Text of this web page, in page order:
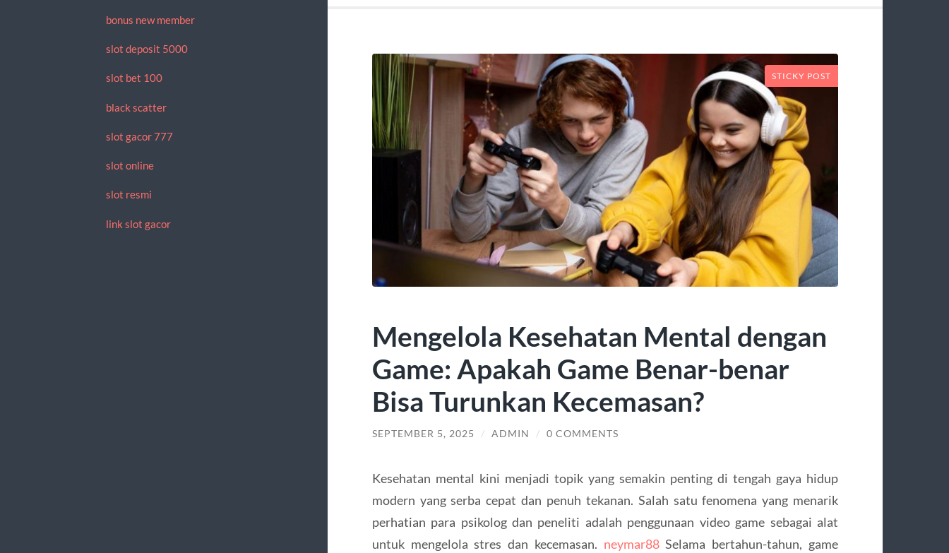
bonus new member
slot deposit 5000
slot bet 100
black scatter
slot gacor 777
slot online
slot resmi
link slot gacor
STICKY POST
Mengelola Kesehatan Mental dengan
Game: Apakah Game Benar-benar
Bisa Turunkan Kecemasan?
SEPTEMBER 5, 2025 / ADMIN / 0 COMMENTS
Kesehatan mental kini menjadi topik yang semakin penting di tengah gaya hidup
modern yang serba cepat dan penuh tekanan. Salah satu fenomena yang menarik
perhatian para psikolog dan peneliti adalah penggunaan video game sebagai alat
untuk mengelola stres dan kecemasan. neymar88Selama bertahun-tahun, game